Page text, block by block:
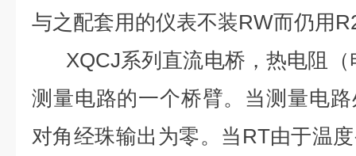
与之配套用的仪表不装RW而仍用
XQCJ系列直流电桥，热电阻（
测量电路的一个桥臂。当测量电
对角经珠输出为零。当RT由于温